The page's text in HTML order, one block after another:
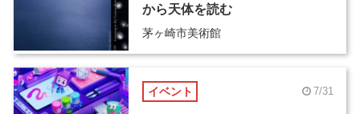
から天体を読む
茅ヶ崎市美術館
イベント 7/31